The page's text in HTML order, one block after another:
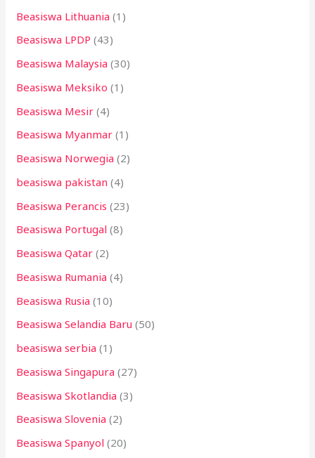
Beasiswa Lithuania (1)
Beasiswa LPDP (43)
Beasiswa Malaysia (30)
Beasiswa Meksiko (1)
Beasiswa Mesir (4)
Beasiswa Myanmar (1)
Beasiswa Norwegia (2)
beasiswa pakistan (4)
Beasiswa Perancis (23)
Beasiswa Portugal (8)
Beasiswa Qatar (2)
Beasiswa Rumania (4)
Beasiswa Rusia (10)
Beasiswa Selandia Baru (50)
beasiswa serbia (1)
Beasiswa Singapura (27)
Beasiswa Skotlandia (3)
Beasiswa Slovenia (2)
Beasiswa Spanyol (20)